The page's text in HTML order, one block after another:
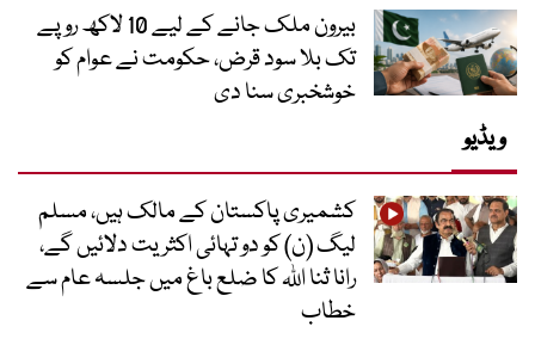
بیرون ملک جانے کے لیے 10 لاکھ روپے
تک بلا سود قرض، حکومت نے عوام کو
خوشخبری سنا دی
ویڈیو
کشمیری پاکستان کے مالک ہیں، مسلم
لیگ (ن) کو دو تہائی اکثریت دلائیں گے،
رانا ثنا اللہ کا ضلع باغ میں جلسہ عام سے
خطاب